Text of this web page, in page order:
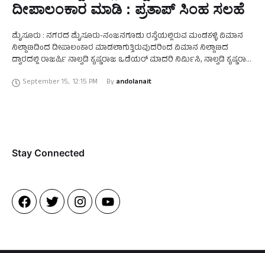
ದೀಪಾಲಂಕಾರ ಮಾಡಿ : ಪ್ರತಾಪ್‌ ಸಿಂಹ ಸಲಹೆ
ಮೈಸೂರು : ನಗರದ ಮೈಸೂರು-ನಂಜನಗೂಡು ರಸ್ತೆಯಲ್ಲಿರುವ ಮಂಡಕಳ್ಳಿ ವಿಮಾನ
ನಿಲ್ದಾಣದಿಂದ ದೀಪಾಲಂಕಾರ ಮಾಡಲಾಗುತ್ತಿರುವುದರಿಂದ ವಿಮಾನ ನಿಲ್ದಾಣದ
ದ್ವಾರದಲ್ಲಿ ರಾಜರ್ಷಿ ನಾಲ್ವಡಿ ಕೃಷ್ಣರಾಜ ಒಡೆಯರ್ ಮಾದರಿ ನಿರ್ಮಿಸಿ, ನಾಲ್ವಡಿ ಕೃಷ್ಣರಾಜ
ಸಭೆಯಲ್ಲಿ …
September 15, 12:15 PM By andolanait
Stay Connected​